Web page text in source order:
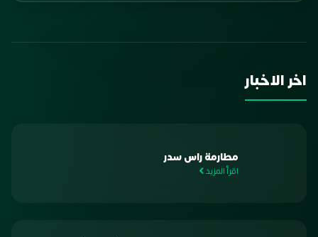
اخر الاخبار
مطارمة راس سدر
اقرأ المزيد